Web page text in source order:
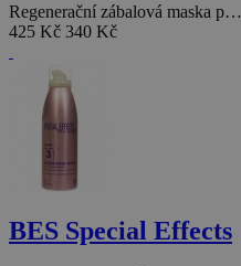
Regenerační zábalová maska p…
425 Kč 340 Kč
BES Special Effects